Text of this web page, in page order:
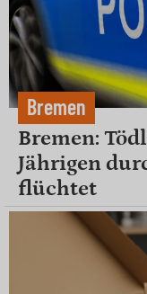
Bremen
Bremen:
Jährigen
flüchtet